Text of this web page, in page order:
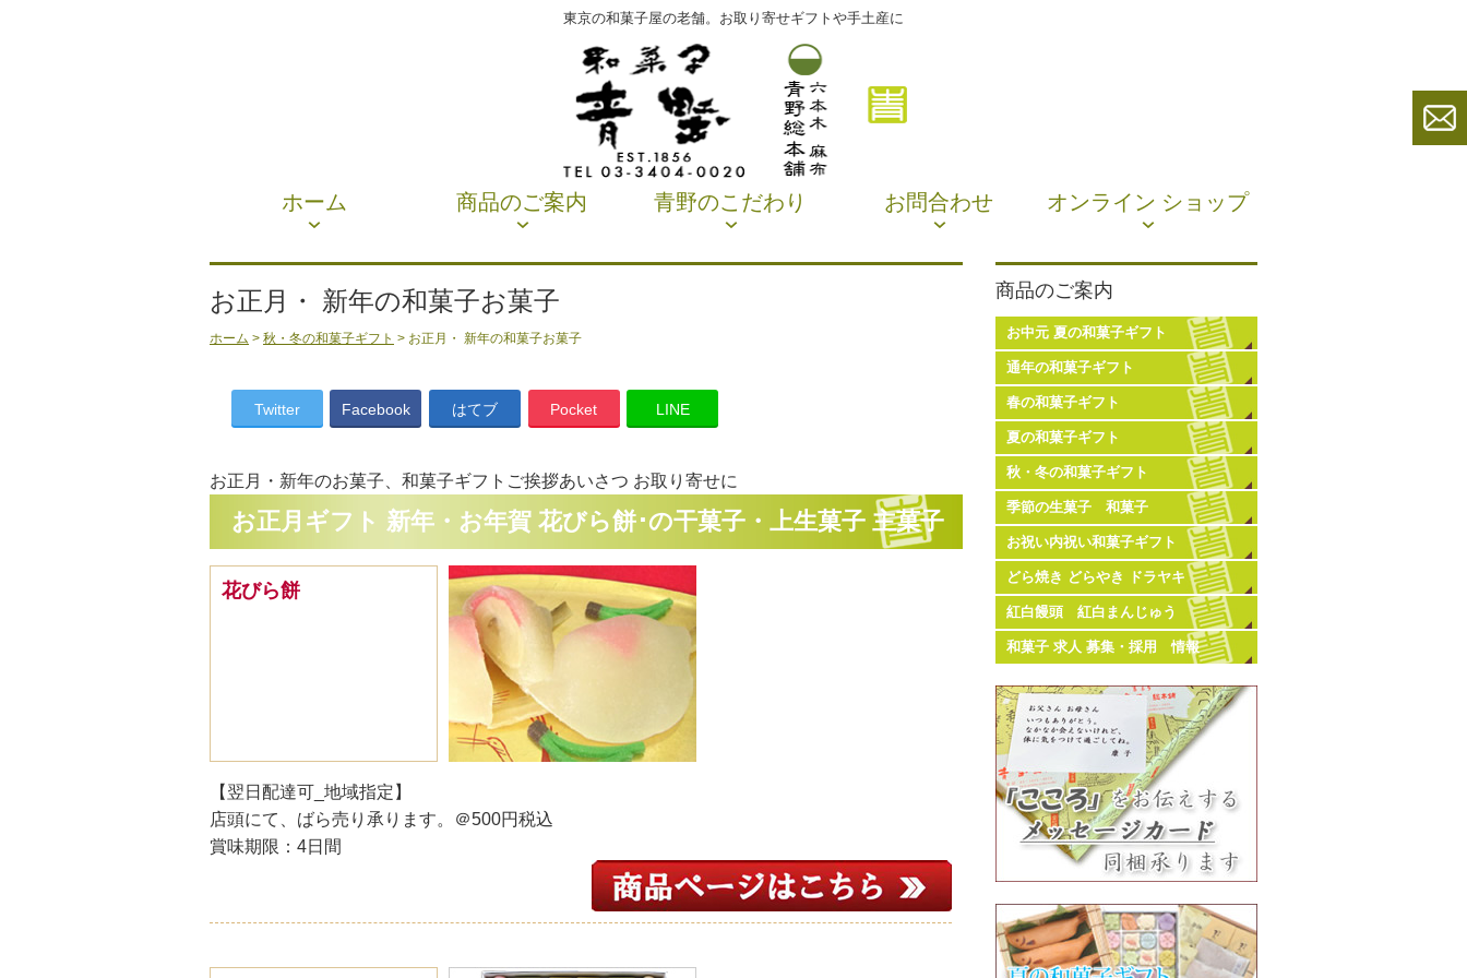
東京の和菓子屋の老舗。お取り寄せギフトや手土産に
ホーム 商品のご案内 青野のこだわり お問合わせ オンライン ショップ
お正月・ 新年の和菓子お菓子
ホーム > 秋・冬の和菓子ギフト > お正月・ 新年の和菓子お菓子
Twitter Facebook はてブ Pocket LINE
お正月・新年のお菓子、和菓子ギフトご挨拶あいさつ お取り寄せに
お正月ギフト 新年・お年賀 花びら餅･の干菓子・上生菓子 主菓子
花びら餅
【翌日配達可_地域指定】
店頭にて、ばら売り承ります。＠500円税込
賞味期限：4日間
商品のご案内
お中元 夏の和菓子ギフト
通年の和菓子ギフト
春の和菓子ギフト
夏の和菓子ギフト
秋・冬の和菓子ギフト
季節の生菓子 和菓子
お祝い内祝い和菓子ギフト
どら焼き どらやき ドラヤキ
紅白饅頭 紅白まんじゅう
和菓子 求人 募集・採用 情報